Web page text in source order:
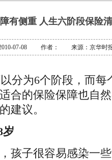
有侧重 人生六阶段保险
07-08 作者： 来源：京华时
分为6个阶段，而每
合的保险保障也自
建议。
子很容易感染一些